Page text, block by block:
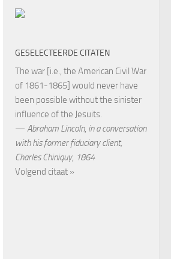
GESELECTEERDE CITATEN
The war [i.e., the American Civil War
of 1861-1865] would never have
been possible without the sinister
influence of the Jesuits.
— Abraham Lincoln, in a conversation
with his former fiduciary client,
Charles Chiniquy, 1864
Volgend citaat »